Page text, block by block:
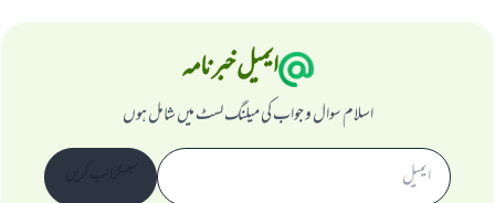
ایمیل خبرنامہ
اسلام سوال و جواب کی میلنگ لسٹ میں شامل ہوں